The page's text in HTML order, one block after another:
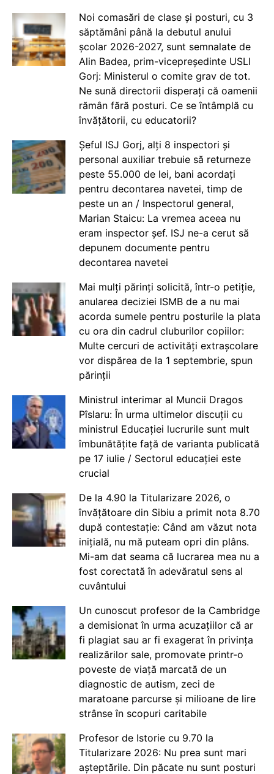
Noi comasări de clase și posturi, cu 3
săptămâni până la debutul anului
școlar 2026-2027, sunt semnalate de
Alin Badea, prim-vicepreședinte USLI
Gorj: Ministerul o comite grav de tot.
Ne sună directorii disperați că oamenii
rămân fără posturi. Ce se întâmplă cu
învățătorii, cu educatorii?
Șeful ISJ Gorj, alți 8 inspectori și
personal auxiliar trebuie să returneze
peste 55.000 de lei, bani acordați
pentru decontarea navetei, timp de
peste un an / Inspectorul general,
Marian Staicu: La vremea aceea nu
eram inspector șef. ISJ ne-a cerut să
depunem documente pentru
decontarea navetei
Mai mulți părinți solicită, într-o petiție,
anularea deciziei ISMB de a nu mai
acorda sumele pentru posturile la plata
cu ora din cadrul cluburilor copiilor:
Multe cercuri de activități extrașcolare
vor dispărea de la 1 septembrie, spun
părinții
Ministrul interimar al Muncii Dragos
Pîslaru: În urma ultimelor discuții cu
ministrul Educației lucrurile sunt mult
îmbunătățite față de varianta publicată
pe 17 iulie / Sectorul educației este
crucial
De la 4.90 la Titularizare 2026, o
învățătoare din Sibiu a primit nota 8.70
după contestație: Când am văzut nota
inițială, nu mă puteam opri din plâns.
Mi-am dat seama că lucrarea mea nu a
fost corectată în adevăratul sens al
cuvântului
Un cunoscut profesor de la Cambridge
a demisionat în urma acuzațiilor că ar
fi plagiat sau ar fi exagerat în privința
realizărilor sale, promovate printr-o
poveste de viață marcată de un
diagnostic de autism, zeci de
maratoane parcurse și milioane de lire
strânse în scopuri caritabile
Profesor de Istorie cu 9.70 la
Titularizare 2026: Nu prea sunt mari
așteptările. Din păcate nu sunt posturi